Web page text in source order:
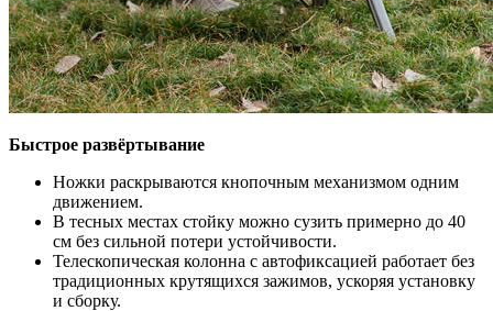
Быстрое развёртывание
Ножки раскрываются кнопочным механизмом одним
движением.
В тесных местах стойку можно сузить примерно до 40
см без сильной потери устойчивости.
Телескопическая колонна с автофиксацией работает без
традиционных крутящихся зажимов, ускоряя установку
и сборку.